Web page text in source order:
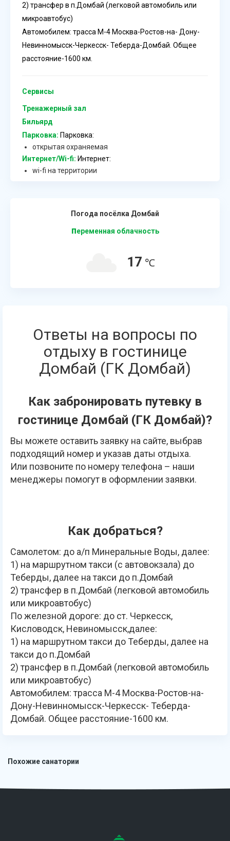
2) трансфер в п.Домбай (легковой автомобиль или
микроавтобус)
Автомобилем: трасса М-4 Москва-Ростов-на- Дону-
Невинномысск-Черкесск- Теберда-Домбай. Общее
расстояние-1600 км.
Сервисы
Тренажерный зал
Бильярд
Парковка: Парковка:
открытая охраняемая
Интернет/Wi-fi: Интернет:
wi-fi на территории
Погода посёлка Домбай
переменная облачность
17 ℃
Ответы на вопросы по
отдыху в гостинице
Домбай (ГК Домбай)
Как забронировать путевку в
гостинице Домбай (ГК Домбай)?
Вы можете оставить заявку на сайте, выбрав
подходящий номер и указав даты отдыха.
Или позвоните по номеру телефона – наши
менеджеры помогут в оформлении заявки.
Как добраться?
Самолетом: до а/п Минеральные Воды, далее:
1) на маршрутном такси (с автовокзала) до
Теберды, далее на такси до п.Домбай
2) трансфер в п.Домбай (легковой автомобиль
или микроавтобус)
По железной дороге: до ст. Черкесск,
Кисловодск, Невиномысск,далее:
1) на маршрутном такси до Теберды, далее на
такси до п.Домбай
2) трансфер в п.Домбай (легковой автомобиль
или микроавтобус)
Автомобилем: трасса М-4 Москва-Ростов-на-
Дону-Невинномысск-Черкесск- Теберда-
Домбай. Общее расстояние-1600 км.
Похожие санатории